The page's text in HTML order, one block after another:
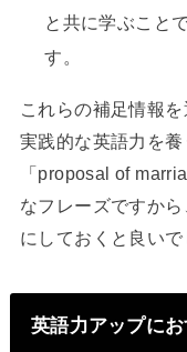
と共に学ぶこと
す。
これらの補足情報
実践的な英語力を養
「proposal of
なフレーズですか
にしておくと良いで
英語力アップに